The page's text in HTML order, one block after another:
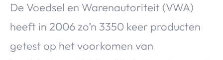
De Voedsel en Warenautoriteit (VWA)
heeft in 2006 zo’n 3350 keer producten
getest op het voorkomen van